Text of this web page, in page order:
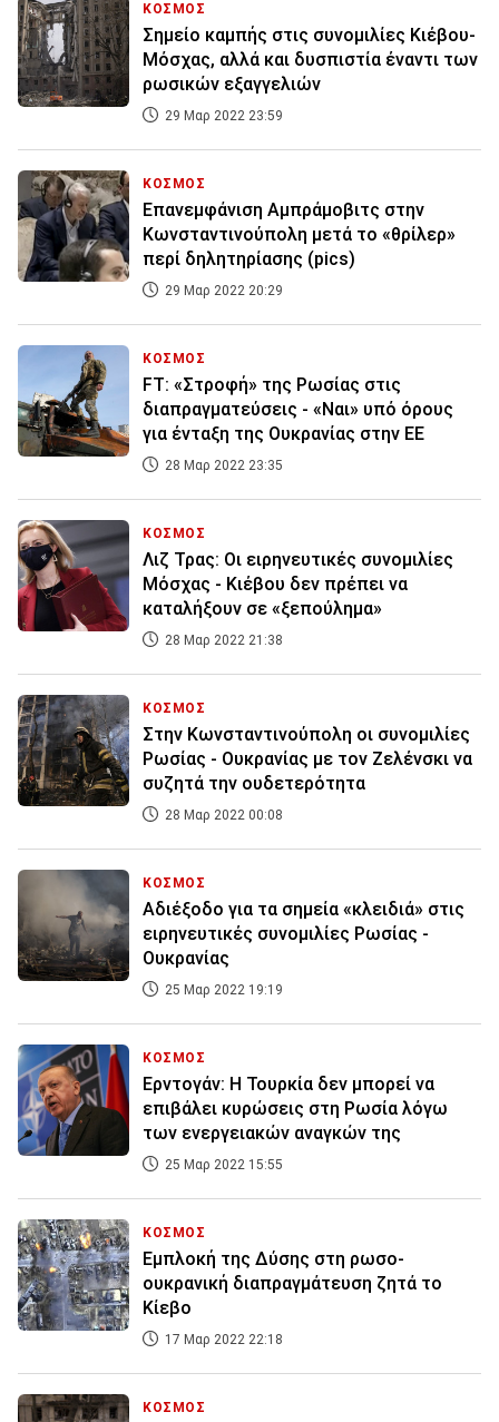
ΚΟΣΜΟΣ
Σημείο καμπής στις συνομιλίες Κιέβου-
Μόσχας, αλλά και δυσπιστία έναντι των
ρωσικών εξαγγελιών
29 Μαρ 2022 23:59
ΚΟΣΜΟΣ
Επανεμφάνιση Αμπράμοβιτς στην
Κωνσταντινούπολη μετά το «θρίλερ»
περί δηλητηρίασης (pics)
29 Μαρ 2022 20:29
ΚΟΣΜΟΣ
FT: «Στροφή» της Ρωσίας στις
διαπραγματεύσεις - «Ναι» υπό όρους
για ένταξη της Ουκρανίας στην ΕΕ
28 Μαρ 2022 23:35
ΚΟΣΜΟΣ
Λιζ Τρας: Οι ειρηνευτικές συνομιλίες
Μόσχας - Κιέβου δεν πρέπει να
καταλήξουν σε «ξεπούλημα»
28 Μαρ 2022 21:38
ΚΟΣΜΟΣ
Στην Κωνσταντινούπολη οι συνομιλίες
Ρωσίας - Ουκρανίας με τον Ζελένσκι να
συζητά την ουδετερότητα
28 Μαρ 2022 00:08
ΚΟΣΜΟΣ
Αδιέξοδο για τα σημεία «κλειδιά» στις
ειρηνευτικές συνομιλίες Ρωσίας -
Ουκρανίας
25 Μαρ 2022 19:19
ΚΟΣΜΟΣ
Ερντογάν: Η Τουρκία δεν μπορεί να
επιβάλει κυρώσεις στη Ρωσία λόγω
των ενεργειακών αναγκών της
25 Μαρ 2022 15:55
ΚΟΣΜΟΣ
Εμπλοκή της Δύσης στη ρωσο-
ουκρανική διαπραγμάτευση ζητά το
Κίεβο
17 Μαρ 2022 22:18
ΚΟΣΜΟΣ